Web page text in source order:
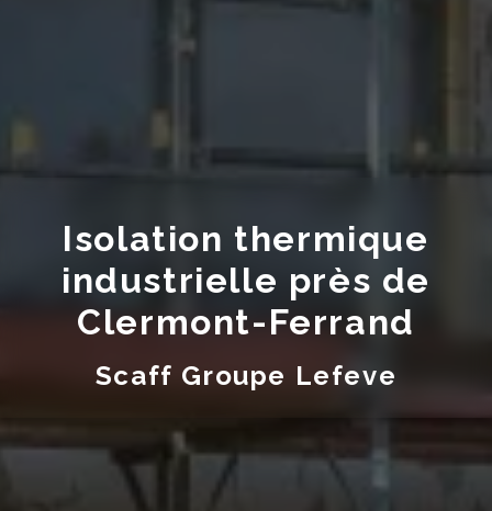
Isolation thermique
industrielle près de
Clermont-Ferrand
Scaff Groupe Lefeve